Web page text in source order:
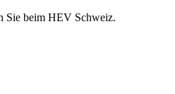
Sie beim HEV Schweiz.